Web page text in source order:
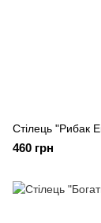
Стілець "Рибак
460 грн